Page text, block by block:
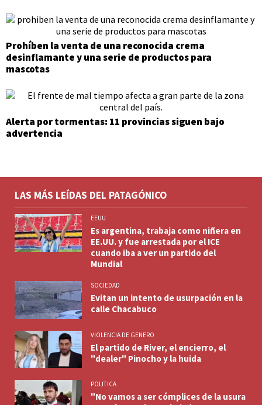
Prohíben la venta de una reconocida crema
desinflamante y una serie de productos para
mascotas
Alerta por tormentas: 11 provincias siguen bajo
advertencia
LAS MÁS LEÍDAS DEL PATAGÓNICO
EEUU
Es argentina, trabaja como niñera en
EE.UU. y fue arrestada por el ICE
cuando iba a ver un partido del
Mundial
SOCIEDAD
Evitan un intento de usurpación en la
calle Chacabuco
VIOLENCIA DE GENERO
El partido de River, el encierro, el
"dealer" Pinocho y la huida
POLITICA
"No vamos a ser cómplices de la usura